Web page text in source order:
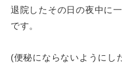
退院したその日の夜中に
です。
(便秘にならないようにし